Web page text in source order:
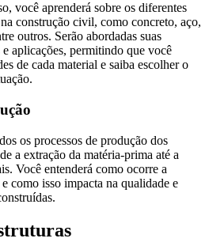
você aprenderá sobre os diferentes
construção civil, como concreto, aço,
outros. Serão abordadas suas
aplicações, permitindo que você
de cada material e saiba escolher o
os processos de produção dos
a extração da matéria-prima até a
Você entenderá como ocorre a
como isso impacta na qualidade e